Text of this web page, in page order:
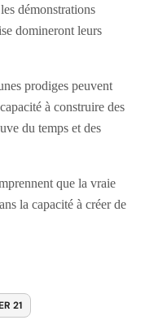
démonstrations
domineront leurs
prodiges peuvent
à construire des
du temps et des
que la vraie
la capacité à créer de
21